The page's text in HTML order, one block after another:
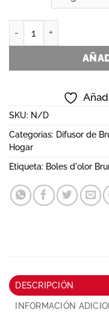
SKU: N/D
Categorías: Difusor de
Hogar
Etiqueta: Boles d'olor
DESCRIPCIÓN
INFORMACIÓN